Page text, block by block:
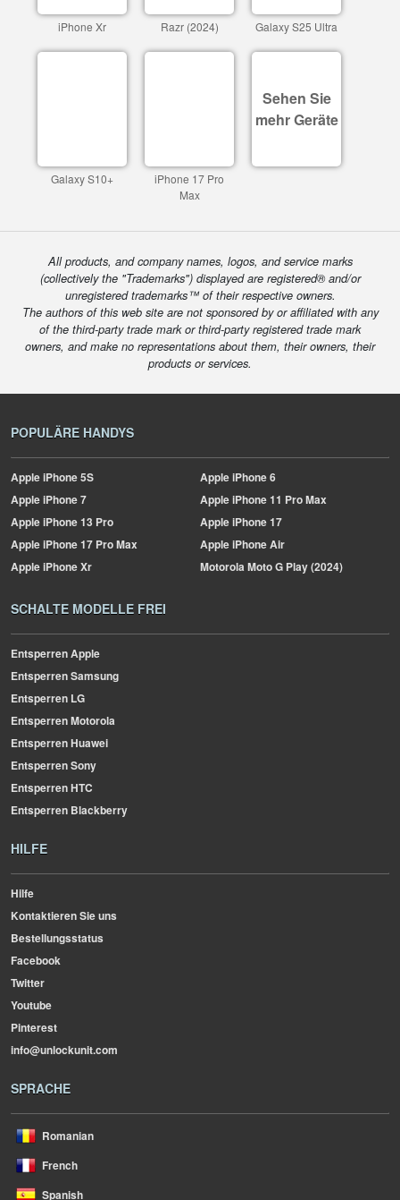
iPhone Xr Razr (2024) Galaxy S25 Ultra
Galaxy S10+
iPhone 17 Pro
Max
Sehen Sie
mehr Geräte
All products, and company names, logos, and service marks
(collectively the "Trademarks") displayed are registered® and/or
unregistered trademarks™ of their respective owners.
The authors of this web site are not sponsored by or affiliated with any
of the third-party trade mark or third-party registered trade mark
owners, and make no representations about them, their owners, their
products or services.
POPULÄRE HANDYS
AppleiPhone 5S AppleiPhone 6
AppleiPhone 7 AppleiPhone 11 Pro Max
AppleiPhone 13 Pro AppleiPhone 17
AppleiPhone 17 Pro Max AppleiPhone Air
AppleiPhone Xr MotorolaMoto G Play (2024)
SCHALTE MODELLE FREI
Entsperren Apple
Entsperren Samsung
Entsperren LG
Entsperren Motorola
Entsperren Huawei
Entsperren Sony
Entsperren HTC
Entsperren Blackberry
HILFE
Hilfe
Kontaktieren Sie uns
Bestellungsstatus
Facebook
Twitter
Youtube
Pinterest
info@unlockunit.com
SPRACHE
Romanian
French
Spanish